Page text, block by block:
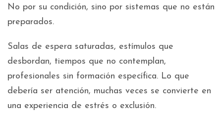
No por su condición, sino por sistemas que no están
preparados.
Salas de espera saturadas, estímulos que
desbordan, tiempos que no contemplan,
profesionales sin formación específica. Lo que
debería ser atención, muchas veces se convierte en
una experiencia de estrés o exclusión.